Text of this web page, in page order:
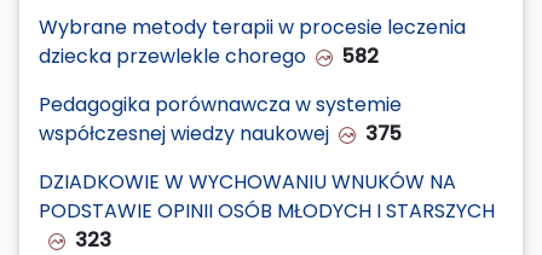
Wybrane metody terapii w procesie leczenia
dziecka przewlekle chorego
582
Pedagogika porównawcza w systemie
współczesnej wiedzy naukowej
375
DZIADKOWIE W WYCHOWANIU WNUKÓW NA
PODSTAWIE OPINII OSÓB MŁODYCH I STARSZYCH
323